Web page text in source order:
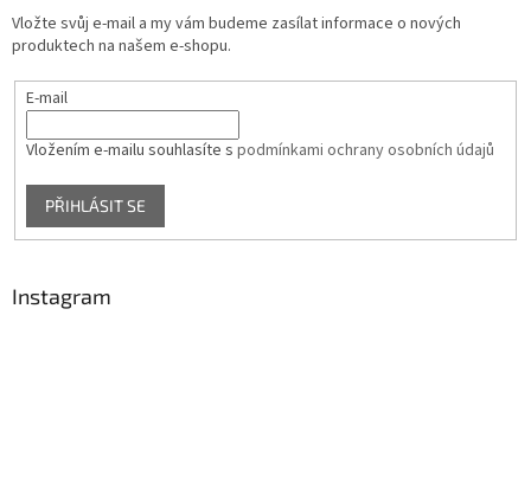
Vložte svůj e-mail a my vám budeme zasílat informace o nových
produktech na našem e-shopu.
E-mail
Vložením e-mailu souhlasíte s podmínkami ochrany osobních údajů
PŘIHLÁSIT SE
Instagram